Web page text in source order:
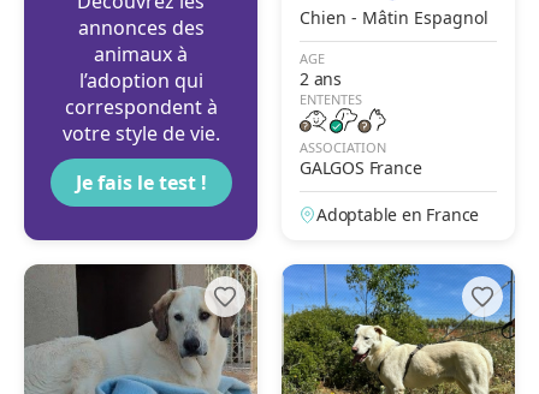
annonces des
animaux à
l’adoption qui
correspondent à
votre style de vie.
Je fais le test !
Chien - Mâtin Espagnol
AGE
2 ans
ENTENTES
ASSOCIATION
GALGOS France
Adoptable en France